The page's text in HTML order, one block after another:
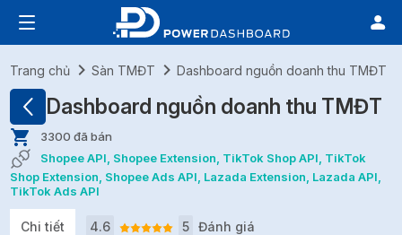
Trang chủ Sàn TMĐT Dashboard nguồn doanh thu TMĐT
Dashboard nguồn doanh thu TMĐT
3300 đã bán
Shopee API, Shopee Extension, TikTok Shop API, TikTok
Shop Extension, Shopee Ads API, Lazada Extension, Lazada API,
TikTok Ads API
Chi tiết 4.6 5 Đánh giá